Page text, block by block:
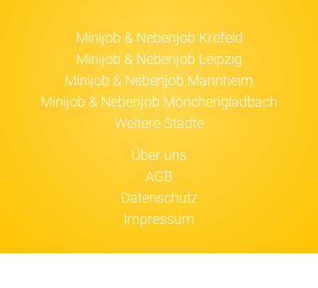
Minijob & Nebenjob Krefeld
Minijob & Nebenjob Leipzig
Minijob & Nebenjob Mannheim
Minijob & Nebenjob Mönchengladbach
Weitere Städte
Über uns
AGB
Datenschutz
Impressum